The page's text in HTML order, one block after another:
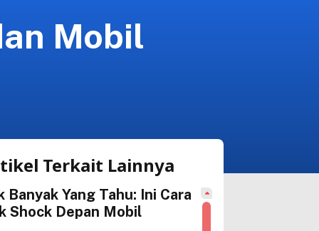
Mobil
Terkait Lainnya
Banyak Yang Tahu: Ini Cara
Shock Depan Mobil